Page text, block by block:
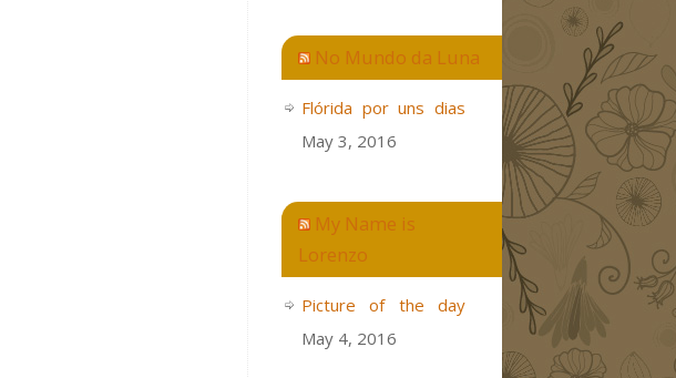
No Mundo da Luna
Flórida por uns dias
May 3, 2016
My Name is
Lorenzo
Picture of the day
May 4, 2016